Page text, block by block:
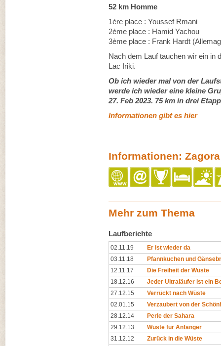
52 km Homme
1ère place : Youssef Rmani
2ème place : Hamid Yachou
3ème place : Frank Hardt
Nach dem Lauf tauchen wir ein in
Lac Iriki.
Ob ich wieder mal von der
werde ich wieder eine kleine
27. Feb 2023. 75 km in drei
Informationen gibt es hier
Informationen:
Mehr zum Thema
Laufberichte
02.11.19
Er ist wieder da
03.11.18
Pfannkuchen und
12.11.17
Die Freiheit der Wüste
18.12.16
Jeder Ultraläufer ist ein
27.12.15
Verrückt nach Wüste
02.01.15
Verzaubert von der
28.12.14
Perle der Sahara
29.12.13
Wüste für Anfänger
31.12.12
Zurück in die Wüste